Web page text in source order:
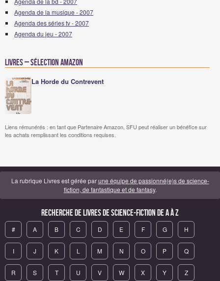
Agenda de la musique - 2007
Agenda des séries tv - 2007
Agenda du jeu - 2007
Livres – Sélection Amazon
La Horde du Contrevent
Liens rémunérés : en tant que Partenaire Amazon, SFU peut réaliser un bénéfice sur
les achats remplissant les conditions requises.
La rubrique Livres est gérée parune équipe de passionné(e)s de science-
fiction, de fantastique et de fantasy.
Recherche de Livres de science-fiction de A à Z
# A B C D E F G H
I J K L M N O P Q
R S T U V W X Y Z